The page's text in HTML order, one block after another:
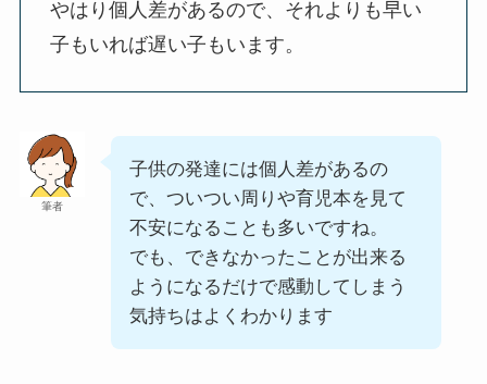
やはり個人差があるので、それよりも早い
子もいれば遅い子もいます。
筆者
子供の発達には個人差があるの
で、ついつい周りや育児本を見て
不安になることも多いですね。
でも、できなかったことが出来る
ようになるだけで感動してしまう
気持ちはよくわかります